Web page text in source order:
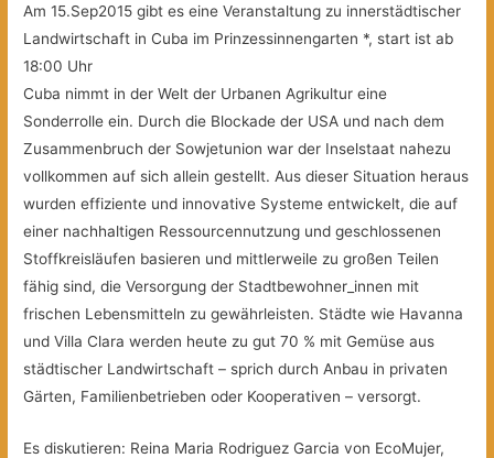
Am 15.Sep2015 gibt es eine Veranstaltung zu innerstädtischer
Landwirtschaft in Cuba im Prinzessinnengarten *, start ist ab
18:00 Uhr
Cuba nimmt in der Welt der Urbanen Agrikultur eine
Sonderrolle ein. Durch die Blockade der USA und nach dem
Zusammenbruch der Sowjetunion war der Inselstaat nahezu
vollkommen auf sich allein gestellt. Aus dieser Situation heraus
wurden effiziente und innovative Systeme entwickelt, die auf
einer nachhaltigen Ressourcennutzung und geschlossenen
Stoffkreisläufen basieren und mittlerweile zu großen Teilen
fähig sind, die Versorgung der Stadtbewohner_innen mit
frischen Lebensmitteln zu gewährleisten. Städte wie Havanna
und Villa Clara werden heute zu gut 70 % mit Gemüse aus
städtischer Landwirtschaft – sprich durch Anbau in privaten
Gärten, Familienbetrieben oder Kooperativen – versorgt.
Es diskutieren: Reina Maria Rodriguez Garcia von EcoMujer,